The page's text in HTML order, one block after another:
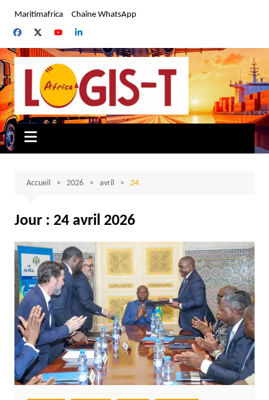
contenu
Maritimafrica Chaîne WhatsApp
Accueil 2026 avril 24
Jour : 24 avril 2026